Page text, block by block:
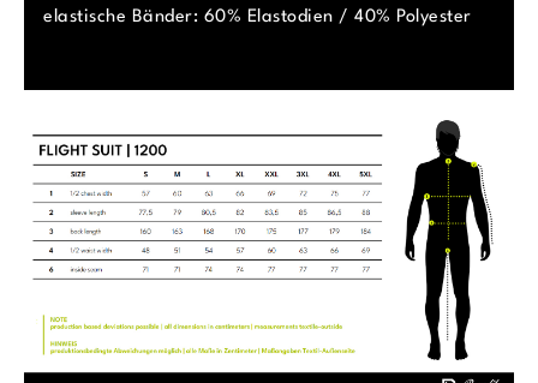
elastische Bänder: 60% Elastodien / 40% Polyester